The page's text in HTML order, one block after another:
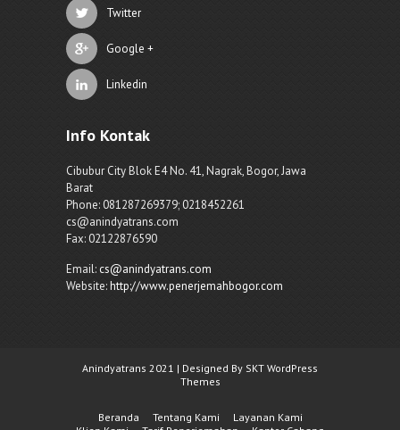
Twitter
Google +
Linkedin
Info Kontak
Cibubur City Blok E4 No. 41, Nagrak, Bogor, Jawa
Barat
Phone: 081287269379; 0218452261
cs@anindyatrans.com
Fax: 02122876590
Email:cs@anindyatrans.com
Website:http://www.penerjemahbogor.com
Anindyatrans 2021 | Designed By SKT WordPress
Themes
Beranda Tentang Kami
Layanan Kami